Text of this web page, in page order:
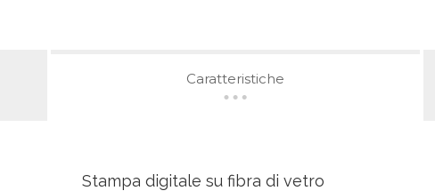
Caratteristiche
Stampa digitale su fibra di vetro